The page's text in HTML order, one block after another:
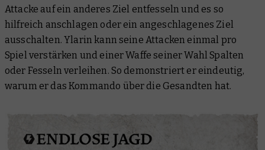
Attacke auf ein anderes Ziel entfesseln und es so
hilfreich anschlagen oder ein angeschlagenes Ziel
ausschalten. Ylarin kann seine Attacken einmal pro
Spiel verstärken und einer Waffe seiner Wahl Spalten
oder Fesseln verleihen. So demonstriert er eindeutig,
warum er das Kommando über die Gesandten hat.